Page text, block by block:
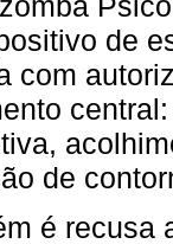
de
com
de
é recusa